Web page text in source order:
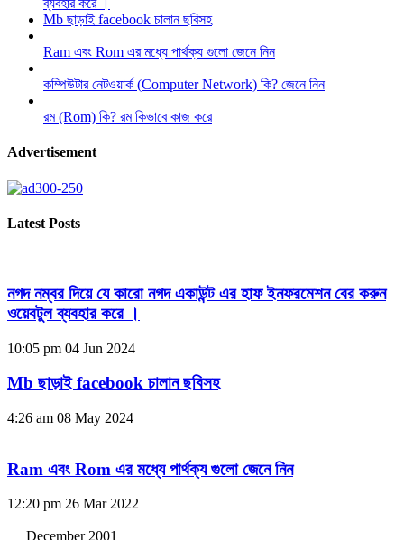
ব্যবহার করে ।
Mb ছাড়াই facebook চালান ছবিসহ
Ram এবং Rom এর মধ্যে পার্থক্য গুলো জেনে নিন
কম্পিউটার নেটওয়ার্ক (Computer Network) কি? জেনে নিন
রম (Rom) কি? রম কিভাবে কাজ করে
Advertisement
Latest Posts
নগদ নম্বর দিয়ে যে কারো নগদ একাউন্ট এর হাফ ইনফরমেশন বের করুন
ওয়েবটুল ব্যবহার করে ।
10:05 pm 04 Jun 2024
Mb ছাড়াই facebook চালান ছবিসহ
4:26 am 08 May 2024
Ram এবং Rom এর মধ্যে পার্থক্য গুলো জেনে নিন
12:20 pm 26 Mar 2022
December 2001